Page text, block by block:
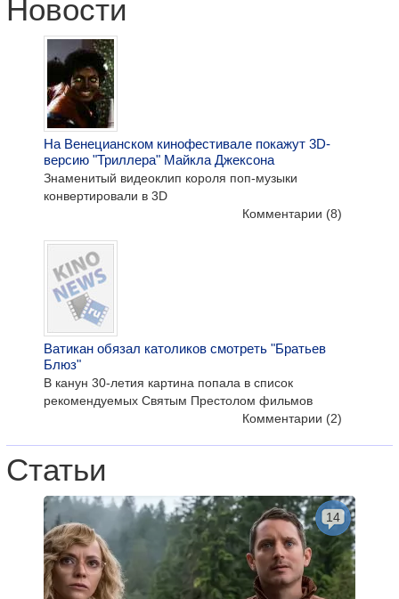
Новости
На Венецианском кинофестивале покажут 3D-
версию "Триллера" Майкла Джексона
Знаменитый видеоклип короля поп-музыки
конвертировали в 3D
Комментарии (8)
Ватикан обязал католиков смотреть "Братьев
Блюз"
В канун 30-летия картина попала в список
рекомендуемых Святым Престолом фильмов
Комментарии (2)
Статьи
14